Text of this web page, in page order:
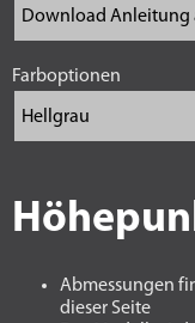
Farboptionen
Abmessungen
dieser Seite